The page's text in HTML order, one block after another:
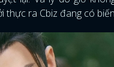
thực ra Cbiz đang có